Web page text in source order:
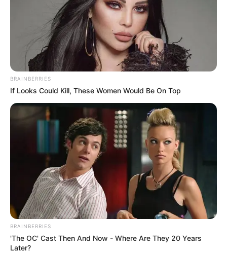
BRAINBERRIES
If Looks Could Kill, These Women Would Be On Top
BRAINBERRIES
'The OC' Cast Then And Now - Where Are They 20 Years
Later?